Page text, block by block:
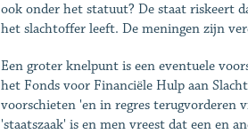
ook onder het statuut? De staat riskeert
het slachtoffer leeft. De meningen zijn
Een groter knelpunt is een eventuele
het Fonds voor Financiële Hulp aan
voorschieten 'en in regres terugvorderen
'staatszaak' is en men vreest dat een en